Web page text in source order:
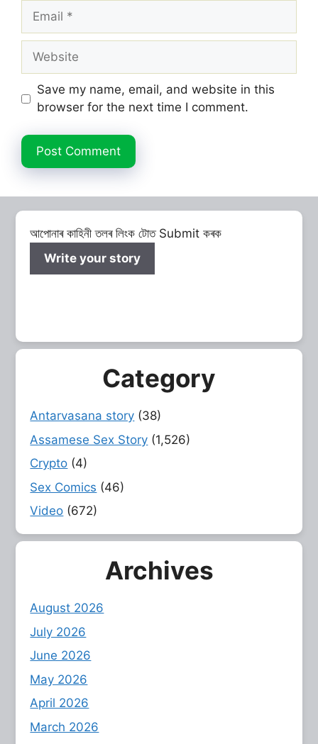
Email
Website
Save my name, email, and website in this
browser for the next time I comment.
আপোনাৰ কাহিনী তলৰ লিংক টোত Submit কৰক
Write your story
Category
Antarvasana story (38)
Assamese Sex Story (1,526)
Crypto (4)
Sex Comics (46)
Video (672)
Archives
August 2026
July 2026
June 2026
May 2026
April 2026
March 2026